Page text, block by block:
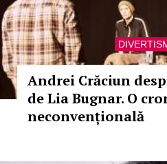
Andrei Crăciun
de Lia Bugnar. O
neconvențională